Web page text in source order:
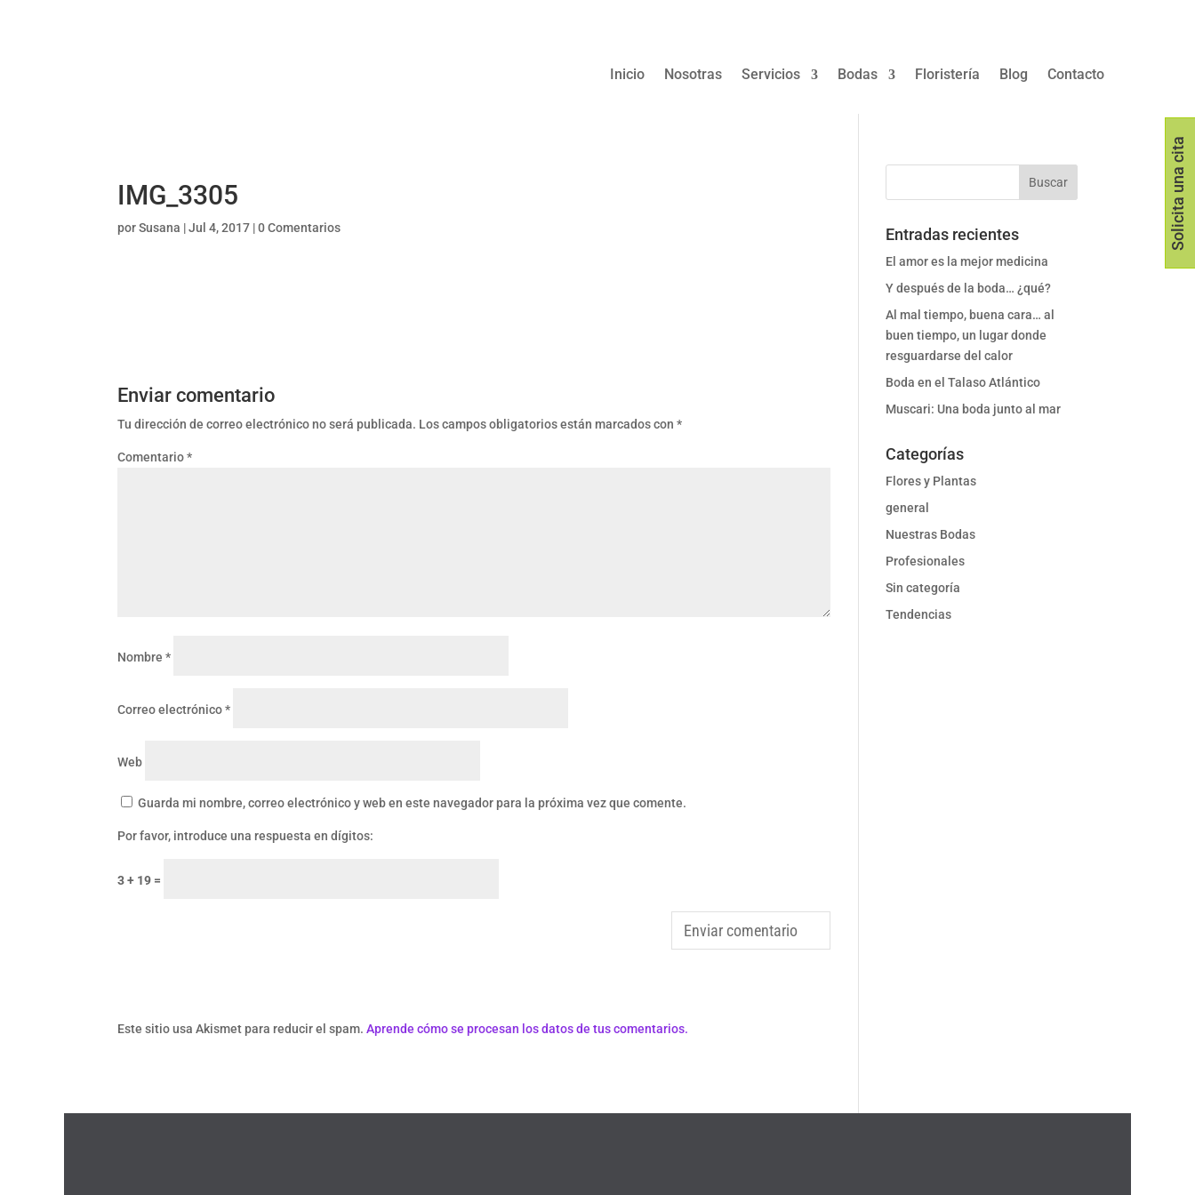
Inicio Nosotras Servicios Bodas Floristería Blog Contacto
IMG_3305
porSusana |Jul 4, 2017 |0 Comentarios
Enviar comentario
Tu dirección de correo electrónico no será publicada. Los campos obligatorios están marcados con *
Comentario*
Nombre *
Correo electrónico*
Web
Guarda mi nombre, correo electrónico y web en este navegador para la próxima vez que comente.
Por favor, introduce una respuesta en dígitos:
3 + 19 =
Este sitio usa Akismet para reducir el spam. Aprende cómo se procesan los datos de tus comentarios.
Entradas recientes
El amor es la mejor medicina
Y después de la boda… ¿qué?
Al mal tiempo, buena cara… al
buen tiempo, un lugar donde
resguardarse del calor
Boda en el Talaso Atlántico
Muscari: Una boda junto al mar
Categorías
Flores y Plantas
general
Nuestras Bodas
Profesionales
Sin categoría
Tendencias
Solicita una cita